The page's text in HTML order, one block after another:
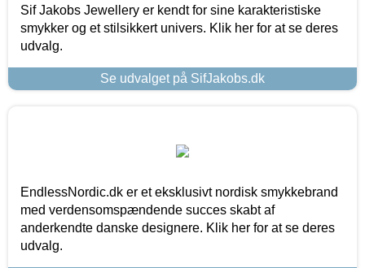
Sif Jakobs Jewellery er kendt for sine karakteristiske
smykker og et stilsikkert univers. Klik her for at se deres
udvalg.
Se udvalget på SifJakobs.dk
EndlessNordic.dk er et eksklusivt nordisk smykkebrand
med verdensomspændende succes skabt af
anderkendte danske designere. Klik her for at se deres
udvalg.